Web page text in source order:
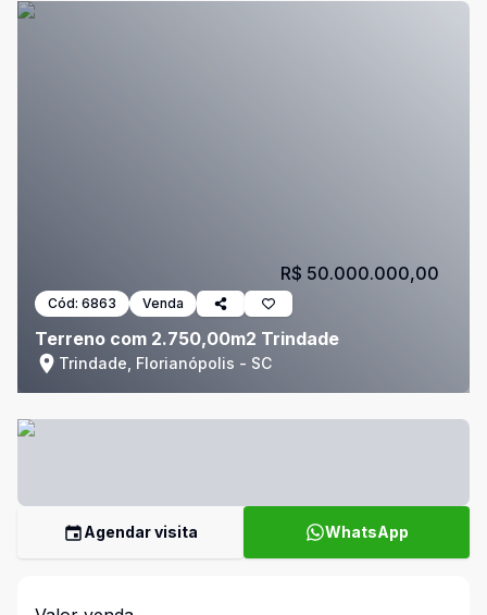
Cód: 6863 Venda
Terreno com 2.750,00m2 Trindade
Trindade, Florianópolis - SC
R$ 50.000.000,00
Agendar visita WhatsApp